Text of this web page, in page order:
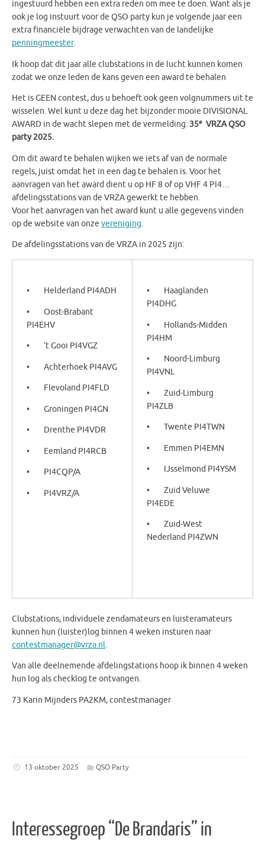
ingestuurd hebben een extra reden om mee te doen. Want als je
ook je log instuurt voor de QSO party kun je volgende jaar een
extra financiële bijdrage verwachten van de landelijke
penningmeester.
Ik hoop dat dit jaar alle clubstations in de lucht kunnen komen
zodat we onze leden de kans geven een award te behalen
Het is GEEN contest, dus u behoeft ook geen volgnummers uit te
wisselen. Wel kunt u deze dag het bijzonder mooie DIVISIONAL
AWARD in de wacht slepen met de vermelding: 35e VRZA QSO
party 2025.
Om dit award te behalen wijken we iets af van de normale
regels, juist omdat het in een dag te behalen is. Voor het
aanvragen van het award dient u op HF 8 of op VHF 4 PI4…
afdelingsstations van de VRZA gewerkt te hebben.
Voor het aanvragen van het award kunt u alle gegevens vinden
op de website van onze vereniging.
De afdelingsstations van de VRZA in 2025 zijn:
• Helderland PI4ADH
• Oost-Brabant
PI4EHV
• ‘t Gooi PI4VGZ
• Achterhoek PI4AVG
• Flevoland PI4FLD
• Groningen PI4GN
• Drenthe PI4VDR
• Eemland PI4RCB
• PI4CQP/A
• PI4VRZ/A
• Haaglanden
PI4DHG
• Hollands-Midden
PI4HM
• Noord-Limburg
PI4VNL
• Zuid-Limburg
PI4ZLB
• Twente PI4TWN
• Emmen PI4EMN
• IJsselmond PI4YSM
• Zuid Veluwe
PI4EDE
• Zuid-West
Nederland PI4ZWN
Clubstations, individuele zendamateurs en luisteramateurs
kunnen hun (luister)log binnen 4 weken insturen naar
contestmanager@vrza.nl.
Van alle deelnemende afdelingstations hoop ik binnen 4 weken
hun log als checklog te ontvangen.
73 Karin Mijnders PA2KM, contestmanager
13 oktober 2025 QSO Party
Interessegroep “De Brandaris” in